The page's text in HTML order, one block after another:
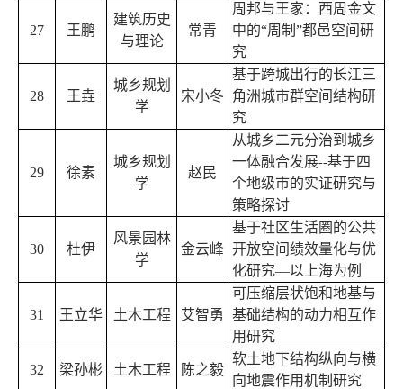
27 王鹏
建筑历史
与理论
常青
周邦与王家：西周金文
中的“周制”都邑空间研
究
28 王垚
城乡规划
学
宋小冬
基于跨城出行的长江三
角洲城市群空间结构研
究
29 徐素
城乡规划
学
赵民
从城乡二元分治到城乡
一体融合发展--基于四
个地级市的实证研究与
策略探讨
30 杜伊
风景园林
学
金云峰
基于社区生活圈的公共
开放空间绩效量化与优
化研究—以上海为例
31 王立华 土木工程 艾智勇
可压缩层状饱和地基与
基础结构的动力相互作
用研究
32 梁孙彬 土木工程 陈之毅
软土地下结构纵向与横
向地震作用机制研究